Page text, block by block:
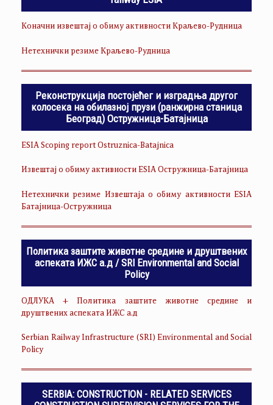
Коначни извештај о обиму активности Краљево-Рудница
Нетехнички резиме Краљево-Рудница
Реконструкција постојећег и изградња другог
колосека на обилазној прузи (ранжирна станица
Београд) Остружница-Батајница
ESIA Scoping report Ostruznica-Batajnica
Извештај о обиму активности ESIA Остружница-Батајница
Нетехнички резиме Извештаја о обиму активности ESIA
Батајница-Остружница
Политика заштите животне средине и друштвених
аспеката ИЖС а.д / SRI Environmental and Social
Policy
ОДЛУКА + Политика заштите животне средине и
друштвених аспеката ИЖС а.д
Serbian Railway Infrastructure (SRI) Environmental and Social
Policy
SERBIA: CONSTRUCTION - RELATED SERVICES